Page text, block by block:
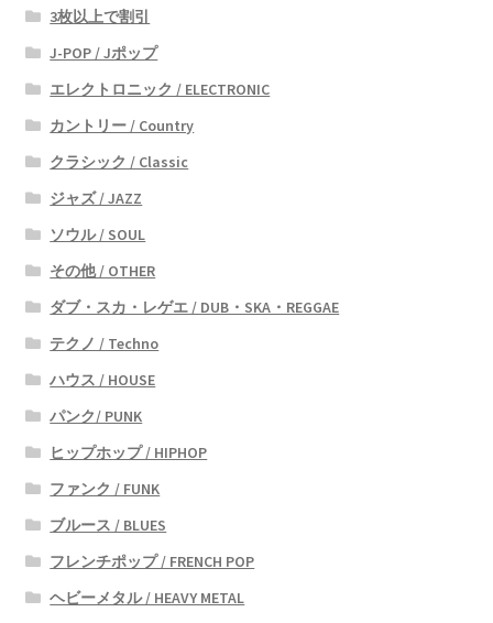
3枚以上で割引
J-POP / Jポップ
エレクトロニック / ELECTRONIC
カントリー / Country
クラシック / Classic
ジャズ / JAZZ
ソウル / SOUL
その他 / OTHER
ダブ・スカ・レゲエ / DUB・SKA・REGGAE
テクノ / Techno
ハウス / HOUSE
パンク/ PUNK
ヒップホップ / HIPHOP
ファンク / FUNK
ブルース / BLUES
フレンチポップ / FRENCH POP
ヘビーメタル / HEAVY METAL